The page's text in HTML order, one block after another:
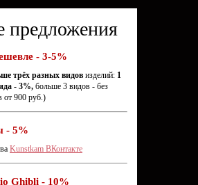
предложения
- 3-5%
трёх разных видов изделий: 1
- 3%, больше 3 видов - без
от 900 руб.)
- 5%
Kunstkam ВКонтакте
Ghibli - 10%